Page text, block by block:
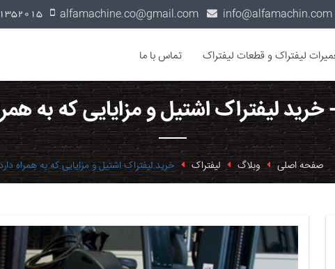
لیفتراک و قطعات لیفتراک تماس با ما
خرید لیفتراک اشتیل و مزایایی که به
صفحه اصلی وبلاگ لیفتراک خرید لیفتراک اشتیل و مزایایی که به همراه